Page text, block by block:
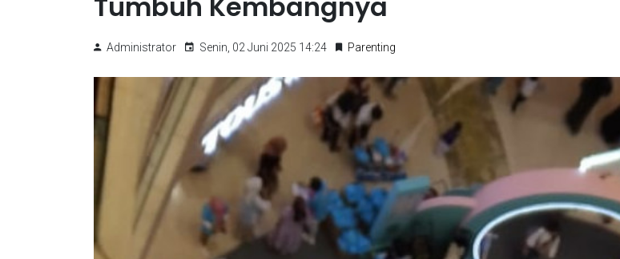
Administrator Senin, 02 Juni 2025 14:24 Parenting